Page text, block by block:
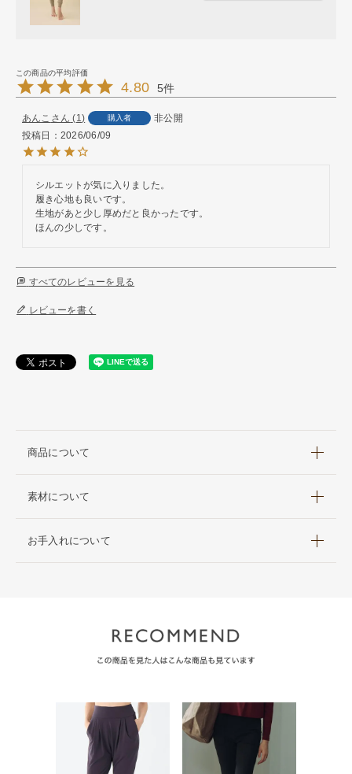
4.80 5
あんこ 1 購入者
非公開
投稿日
2026/06/09
シルエットが気に入りました。
履き心地も良いです。
生地があと少し厚めだと良かったです。
ほんの少しです。
すべてのレビューを見る
レビューを書く
商品について
素材について
お手入れについて